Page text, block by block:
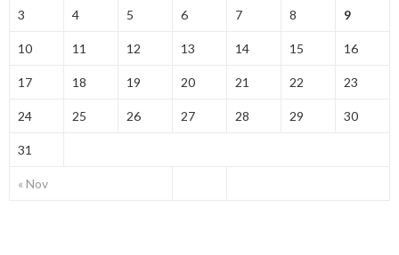
« Nov
3 4 5 6 7 8 9
10 11 12 13 14 15 16
17 18 19 20 21 22 23
24 25 26 27 28 29 30
31